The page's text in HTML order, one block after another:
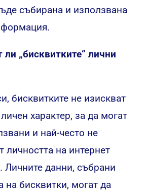
събирана и използвана
„бисквитките“ лични
бисквитките не изискват
характер, за да могат
и най-често не
личността на интернет
Личните данни, събрани
на бисквитки, могат да